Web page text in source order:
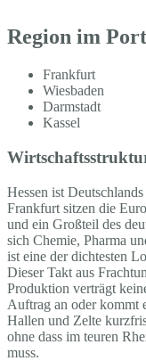
Region im
Frankfurt
Wiesbaden
Darmstadt
Kassel
Hessen ist
Frankfurt sitzen die
und ein Großteil des
sich Chemie, Pharma
ist eine der dichtesten
Dieser Takt aus
Produktion verträgt
Auftrag an oder kommt
Hallen und Zelte
ohne dass im teuren
muss.